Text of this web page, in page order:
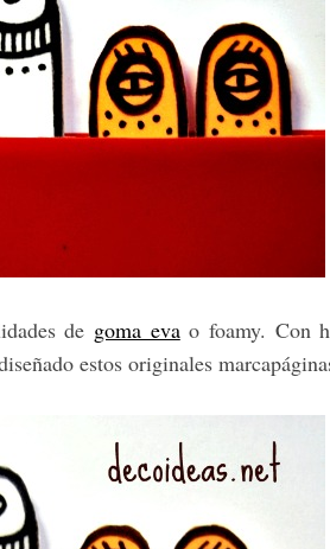
de goma evao foamy. Con
estos originales